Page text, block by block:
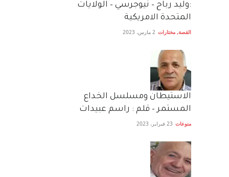
:وليد رباح – نيوجرسي – الولايات
المتحدة الامريكية
القصة, مختارات 2 مارس، 2023
الاستيطان ومسلسل الخداع
المستمر – قلم : راسم عبيدات
منوعات 23 فبراير، 2023